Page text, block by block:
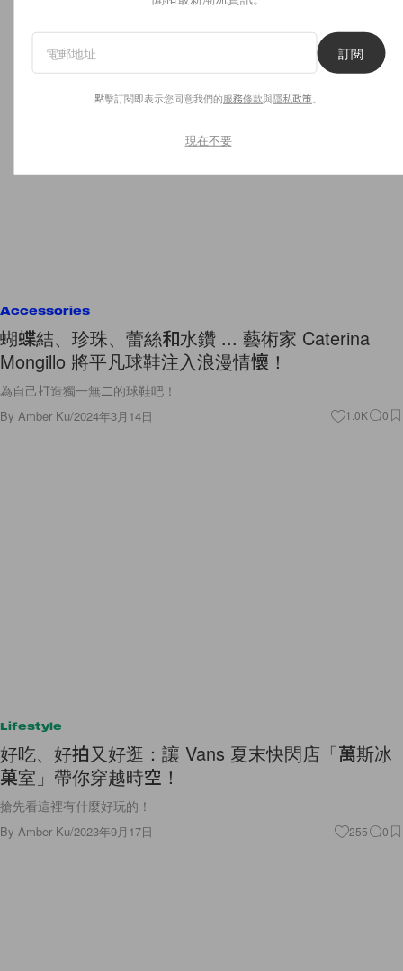
Accessories
蝴蝶結、珍珠、蕾絲和水鑽 ... 藝術家 Caterina
Mongillo 將平凡球鞋注入浪漫情懷！
為自己打造獨一無二的球鞋吧！
By Amber Ku/2024年3月14日 1.0K 0
Lifestyle
好吃、好拍又好逛：讓 Vans 夏末快閃店「萬斯冰
菓室」帶你穿越時空！
搶先看這裡有什麼好玩的！
By Amber Ku/2023年9月17日 255 0
訂閱
點擊訂閱即表示您同意我們的服務條款與隱私政策
現在不要